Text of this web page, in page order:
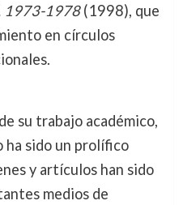
1973-1978(1998), que
en círculos
su trabajo académico,
ha sido un prolífico
y artículos han sido
medios de